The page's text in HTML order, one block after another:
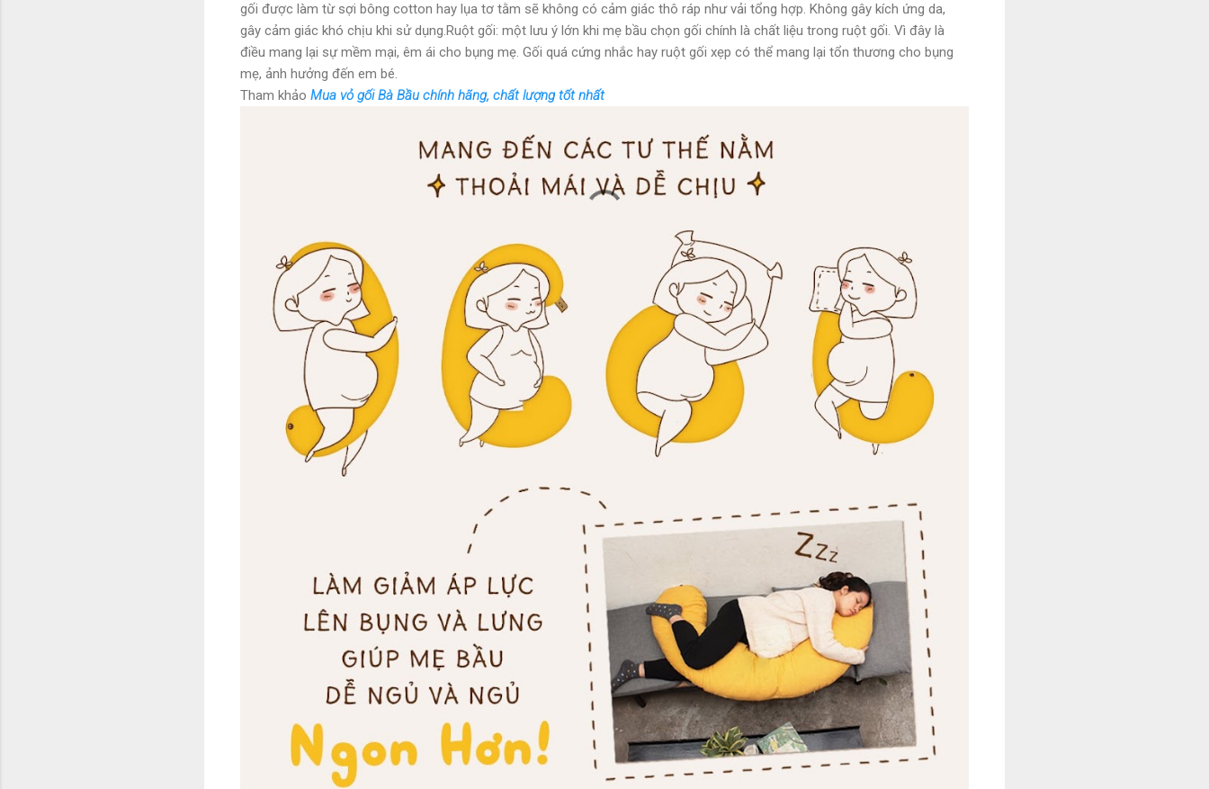
gối được làm từ sợi bông cotton hay lụa tơ tằm sẽ không có cảm giác thô ráp như vải tổng hợp. Không gây kích ứng da,
gây cảm giác khó chịu khi sử dụng.Ruột gối: một lưu ý lớn khi mẹ bầu chọn gối chính là chất liệu trong ruột gối. Vì đây là
điều mang lại sự mềm mại, êm ái cho bụng mẹ. Gối quá cứng nhắc hay ruột gối xẹp có thể mang lại tổn thương cho bụng
mẹ, ảnh hưởng đến em bé.
Tham khảo Mua vỏ gối Bà Bầu chính hãng, chất lượng tốt nhất